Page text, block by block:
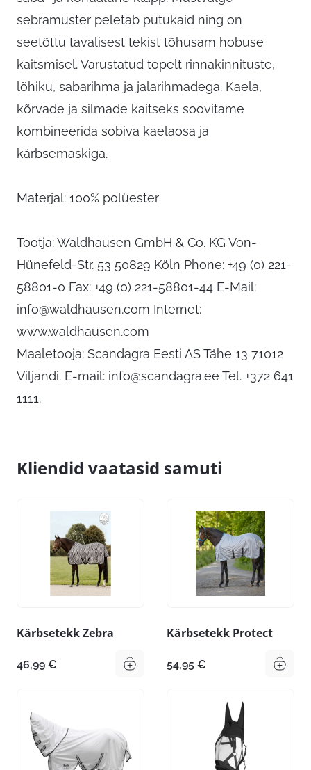
sebramuster peletab putukaid ning on
seetõttu tavalisest tekist tõhusam hobuse
kaitsmisel. Varustatud topelt rinnakinnituste,
lõhiku, sabarihma ja jalarihmadega. Kaela,
kõrvade ja silmade kaitseks soovitame
kombineerida sobiva kaelaosa ja
kärbsemaskiga.
Materjal: 100% polüester
Tootja: Waldhausen GmbH & Co. KG Von-
Hünefeld-Str. 53 50829 Köln Phone: +49 (0) 221-
58801-0 Fax: +49 (0) 221-58801-44 E-Mail:
info@waldhausen.com Internet:
www.waldhausen.com
Maaletooja: Scandagra Eesti AS Tähe 13 71012
Viljandi. E-mail: info@scandagra.ee Tel. +372 641
1111.
Kliendid vaatasid samuti
Kärbsetekk Zebra
46,99 €
Kärbsetekk Protect
54,95 €